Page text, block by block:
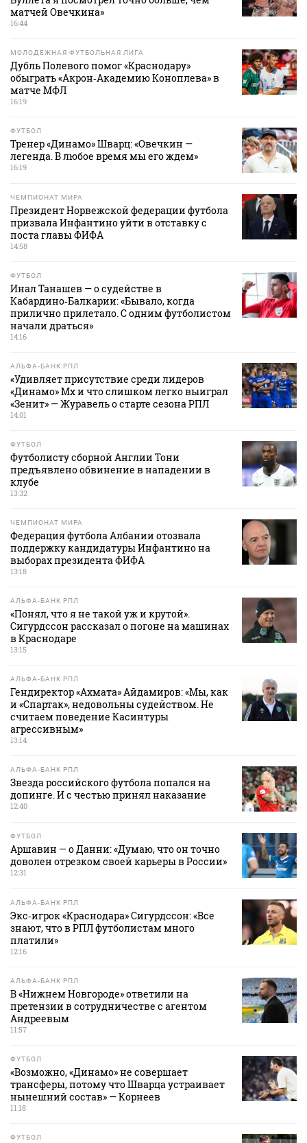
матчей Овечкина»
16:44
МОЛОДЕЖНАЯ ФУТБОЛЬНАЯ ЛИГА
Дубль Полевого помог «Краснодару»
обыграть «Акрон‑Академию Коноплева» в
матче МФЛ
16:19
ФУТБОЛ
Тренер «Динамо» Шварц: «Овечкин —
легенда. В любое время мы его ждем»
16:19
ЧЕМПИОНАТ МИРА
Президент Норвежской федерации футбола
призвала Инфантино уйти в отставку с
поста главы ФИФА
14:58
ФУТБОЛ
Инал Танашев — о судействе в
Кабардино‑Балкарии: «Бывало, когда
прилично прилетало. С одним футболистом
начали драться»
14:16
АЛЬФА-БАНК РПЛ
«Удивляет присутствие среди лидеров
«Динамо» Мх и что слишком легко выиграл
«Зенит» — Журавель о старте сезона РПЛ
14:01
ФУТБОЛ
Футболисту сборной Англии Тони
предъявлено обвинение в нападении в
клубе
13:32
ЧЕМПИОНАТ МИРА
Федерация футбола Албании отозвала
поддержку кандидатуры Инфантино на
выборах президента ФИФА
13:18
АЛЬФА-БАНК РПЛ
«Понял, что я не такой уж и крутой».
Сигурдссон рассказал о погоне на машинах
в Краснодаре
13:15
АЛЬФА-БАНК РПЛ
Гендиректор «Ахмата» Айдамиров: «Мы, как
и «Спартак», недовольны судейством. Не
считаем поведение Касинтуры
агрессивным»
13:14
АЛЬФА-БАНК РПЛ
Звезда российского футбола попался на
допинге. И с честью принял наказание
12:40
ФУТБОЛ
Аршавин — о Данни: «Думаю, что он точно
доволен отрезком своей карьеры в России»
12:31
АЛЬФА-БАНК РПЛ
Экс‑игрок «Краснодара» Сигурдссон: «Все
знают, что в РПЛ футболистам много
платили»
12:16
АЛЬФА-БАНК РПЛ
В «Нижнем Новгороде» ответили на
претензии в сотрудничестве с агентом
Андреевым
11:57
ФУТБОЛ
«Возможно, «Динамо» не совершает
трансферы, потому что Шварца устраивает
нынешний состав» — Корнеев
11:18
ФУТБОЛ